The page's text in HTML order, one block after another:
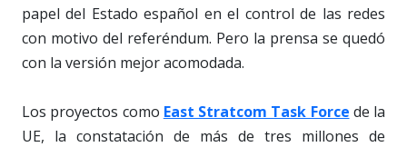
papel del Estado español en el control de las redes
con motivo del referéndum. Pero la prensa se quedó
con la versión mejor acomodada.
Los proyectos como East Stratcom Task Force de la
UE, la constatación de más de tres millones de